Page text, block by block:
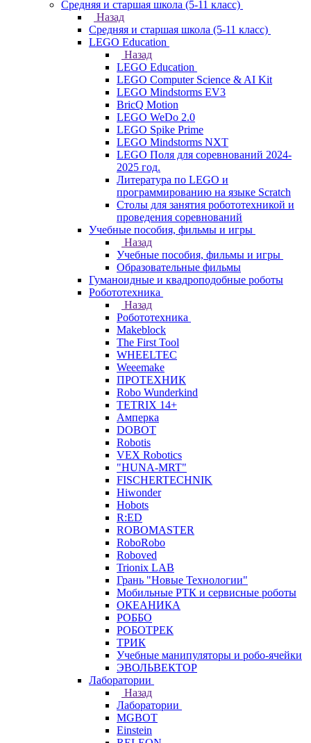
Средняя и старшая школа (5-11 класс)
Назад
Средняя и старшая школа (5-11 класс)
LEGO Education
Назад
LEGO Education
LEGO Computer Science & AI Kit
LEGO Mindstorms EV3
BricQ Motion
LEGO WeDo 2.0
LEGO Spike Prime
LEGO Mindstorms NXT
LEGO Поля для соревнований 2024-
2025 год.
Литература по LEGO и
программированию на языке Scratch
Столы для занятия робототехникой и
проведения соревнований
Учебные пособия, фильмы и игры
Назад
Учебные пособия, фильмы и игры
Образовательные фильмы
Гуманоидные и квадроподобные роботы
Робототехника
Назад
Робототехника
Makeblock
The First Tool
WHEELTEC
Weeemake
ПРОТЕХНИК
Robo Wunderkind
TETRIX 14+
Амперка
DOBOT
Robotis
VEX Robotics
"HUNA-MRT"
FISCHERTECHNIK
Hiwonder
Hobots
R:ED
ROBOMASTER
RoboRobo
Roboved
Trionix LAB
Грань "Новые Технологии"
Мобильные РТК и сервисные роботы
ОКЕАНИКА
РОББО
РОБОТРЕК
ТРИК
Учебные манипуляторы и робо-ячейки
ЭВОЛЬВЕКТОР
Лаборатории
Назад
Лаборатории
MGBOT
Einstein